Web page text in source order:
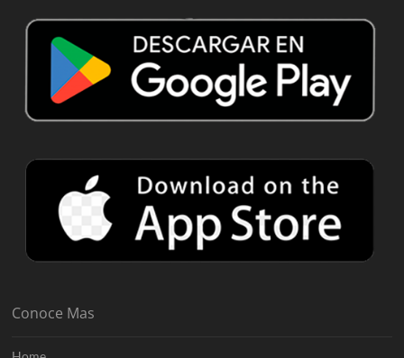
Conoce Mas